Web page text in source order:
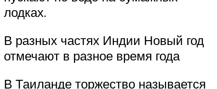
лодках.
В разных частях Индии Новый год
отмечают в разное время года
В Таиланде торжество называется